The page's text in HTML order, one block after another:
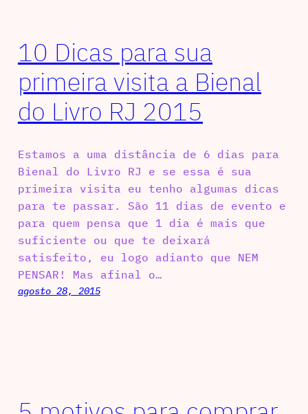
10 Dicas para sua
primeira visita a Bienal
do Livro RJ 2015
Estamos a uma distância de 6 dias para
Bienal do Livro RJ e se essa é sua
primeira visita eu tenho algumas dicas
para te passar. São 11 dias de evento e
para quem pensa que 1 dia é mais que
suficiente ou que te deixará
satisfeito, eu logo adianto que NEM
PENSAR! Mas afinal o…
agosto 28, 2015